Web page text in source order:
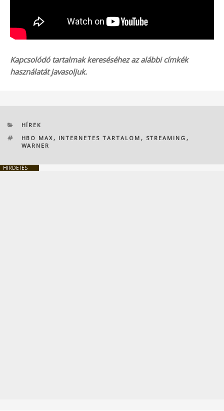
Kapcsolódó tartalmak kereséséhez az alábbi címkék
használatát javasoljuk.
KATEGÓRIÁK
HÍREK
CÍMKÉK
HBO MAX , INTERNETES TARTALOM , STREAMING ,
WARNER
HIRDETÉS